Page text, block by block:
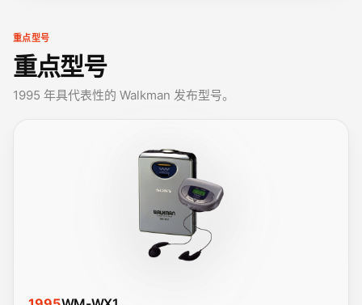
重点型号
重点型号
1995 年具代表性的 Walkman 发布型号。